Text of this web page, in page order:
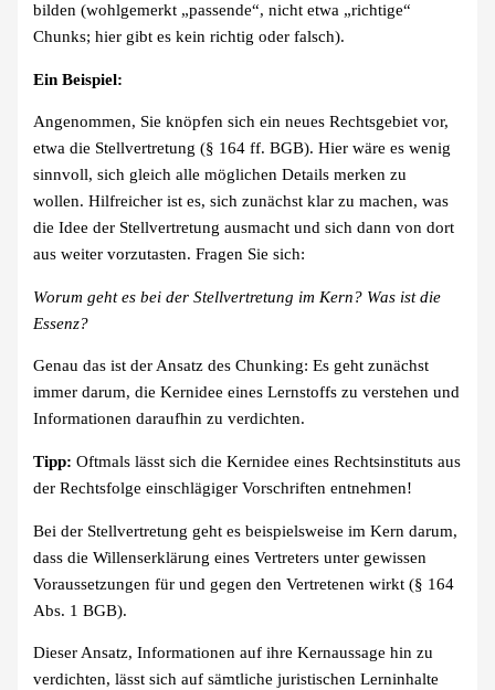
bilden (wohlgemerkt „passende“, nicht etwa „richtige“
Chunks; hier gibt es kein richtig oder falsch).
Ein Beispiel:
Angenommen, Sie knöpfen sich ein neues Rechtsgebiet vor,
etwa die Stellvertretung (§ 164 ff. BGB). Hier wäre es wenig
sinnvoll, sich gleich alle möglichen Details merken zu
wollen. Hilfreicher ist es, sich zunächst klar zu machen, was
die Idee der Stellvertretung ausmacht und sich dann von dort
aus weiter vorzutasten. Fragen Sie sich:
Worum geht es bei der Stellvertretung im Kern? Was ist die
Essenz?
Genau das ist der Ansatz des Chunking: Es geht zunächst
immer darum, die Kernidee eines Lernstoffs zu verstehen und
Informationen daraufhin zu verdichten.
Tipp: Oftmals lässt sich die Kernidee eines Rechtsinstituts aus
der Rechtsfolge einschlägiger Vorschriften entnehmen!
Bei der Stellvertretung geht es beispielsweise im Kern darum,
dass die Willenserklärung eines Vertreters unter gewissen
Voraussetzungen für und gegen den Vertretenen wirkt (§ 164
Abs. 1 BGB).
Dieser Ansatz, Informationen auf ihre Kernaussage hin zu
verdichten, lässt sich auf sämtliche juristischen Lerninhalte